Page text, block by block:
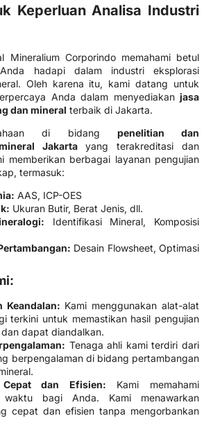
Keperluan Analisa Industri
Mineralium Corporindo memahami betul
hadapi dalam industri eksplorasi
Oleh karena itu, kami datang untuk
Anda dalam menyediakan jasa
dan mineral terbaik di Jakarta.
di bidang penelitian dan
Jakartayang terakreditasi dan
memberikan berbagai layanan pengujian
termasuk:
AAS, ICP-OES
Ukuran Butir, Berat Jenis, dll.
Identifikasi Mineral, Komposisi
Desain Flowsheet, Optimasi
Keandalan: Kami menggunakan alat-alat
terkini untuk memastikan hasil pengujian
dapat diandalkan.
Tenaga ahli kami terdiri dari
berpengalaman di bidang pertambangan
Cepat dan Efisien: Kami memahami
waktu bagi Anda. Kami menawarkan
cepat dan efisien tanpa mengorbankan